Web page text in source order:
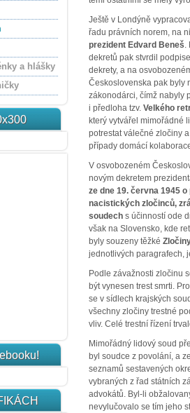
a hlášky
Ještě v Londýně
řadu právních norem, na
prezident Edvard Beneš.
dekretů pak stvrdil
dekrety, a na
Československa pak byly
zákonodárci, čímž nabyly
i předloha tzv. Velkého
který vytvářel mimořádné
potrestat válečné zločiny
případy domácí
V osvobozeném
novým dekretem
ze dne 19. června 1945
nacistických zločinců,
soudechs účinností ode
však na Slovensko, kde
byly souzeny těžké
jednotlivých paragrafech,
Podle závažnosti zločinu
být vynesen trest smrti.
se v sídlech krajských
všechny zločiny trestné
vliv. Celé trestní řízení
Mimořádný lidový soud
byl soudce z povolání, a
seznamů sestavených
vybraných z řad státních
advokátů. Byl-li
nevylučovalo se tím jeho